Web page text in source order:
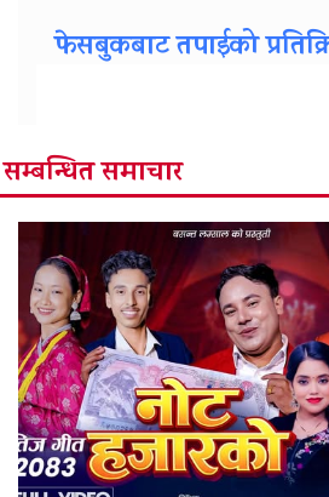
फेसबुकबाट तपाईको
सम्बन्धित समाचार